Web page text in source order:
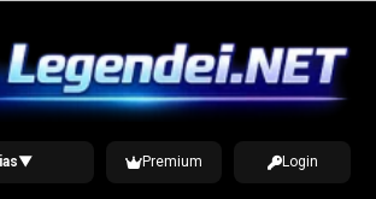
▼ Premium Login